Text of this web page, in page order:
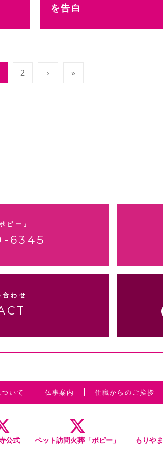
を告白
2 › »
ピー」
6345
わせ
いて 仏事案内 住職からのご挨拶
公式 ペット訪問火葬 「ポピー」 もりやま